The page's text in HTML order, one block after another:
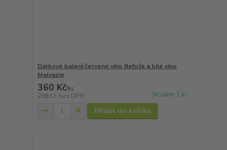
Dárkové balení červené víno Refošk a bílé víno
Malvazie
360 Kč/ks
298 Kč bez DPH Skladem 2 ks
Přidat do košíku